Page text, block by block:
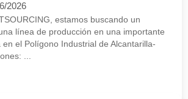
2026
estamos buscando un
línea de producción en una importante
el Polígono Industrial de Alcantarilla-
...